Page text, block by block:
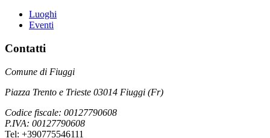
Luoghi
Eventi
Contatti
Comune di Fiuggi
Piazza Trento e Trieste 03014 Fiuggi (Fr)
Codice fiscale: 00127790608
P.IVA: 00127790608
Tel: +390775546111